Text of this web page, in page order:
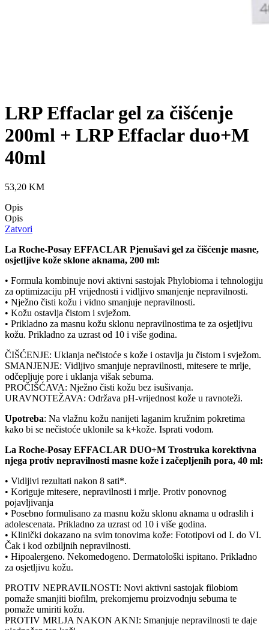
LRP Effaclar gel za čišćenje
200ml + LRP Effaclar duo+M
40ml
53,20 KM
Opis
Opis
Zatvori
La Roche-Posay EFFACLAR Pjenušavi gel za čišćenje masne,
osjetljive kože sklone aknama, 200 ml:
• Formula kombinuje novi aktivni sastojak Phylobioma i tehnologiju
za optimizaciju pH vrijednosti i vidljivo smanjenje nepravilnosti.
• Nježno čisti kožu i vidno smanjuje nepravilnosti.
• Kožu ostavlja čistom i svježom.
• Prikladno za masnu kožu sklonu nepravilnostima te za osjetljivu
kožu. Prikladno za uzrast od 10 i više godina.
ČIŠĆENJE: Uklanja nečistoće s kože i ostavlja ju čistom i svježom.
SMANJENJE: Vidljivo smanjuje nepravilnosti, mitesere te mrlje,
odčepljuje pore i uklanja višak sebuma.
PROČIŠĆAVA: Nježno čisti kožu bez isušivanja.
URAVNOTEŽAVA: Održava pH-vrijednost kože u ravnoteži.
Upotreba: Na vlažnu kožu nanijeti laganim kružnim pokretima
kako bi se nečistoće uklonile sa k+kože. Isprati vodom.
La Roche-Posay EFFACLAR DUO+M Trostruka korektivna
njega protiv nepravilnosti masne kože i začepljenih pora, 40 ml:
• Vidljivi rezultati nakon 8 sati*.
• Koriguje mitesere, nepravilnosti i mrlje. Protiv ponovnog
pojavljivanja
• Posebno formulisano za masnu kožu sklonu aknama u odraslih i
adolescenata. Prikladno za uzrast od 10 i više godina.
• Klinički dokazano na svim tonovima kože: Fototipovi od I. do VI.
Čak i kod ozbiljnih nepravilnosti.
• Hipoalergeno. Nekomedogeno. Dermatološki ispitano. Prikladno
za osjetljivu kožu.
PROTIV NEPRAVILNOSTI: Novi aktivni sastojak filobiom
pomaže smanjiti biofilm, prekomjernu proizvodnju sebuma te
pomaže umiriti kožu.
PROTIV MRLJA NAKON AKNI: Smanjuje nepravilnosti te daje